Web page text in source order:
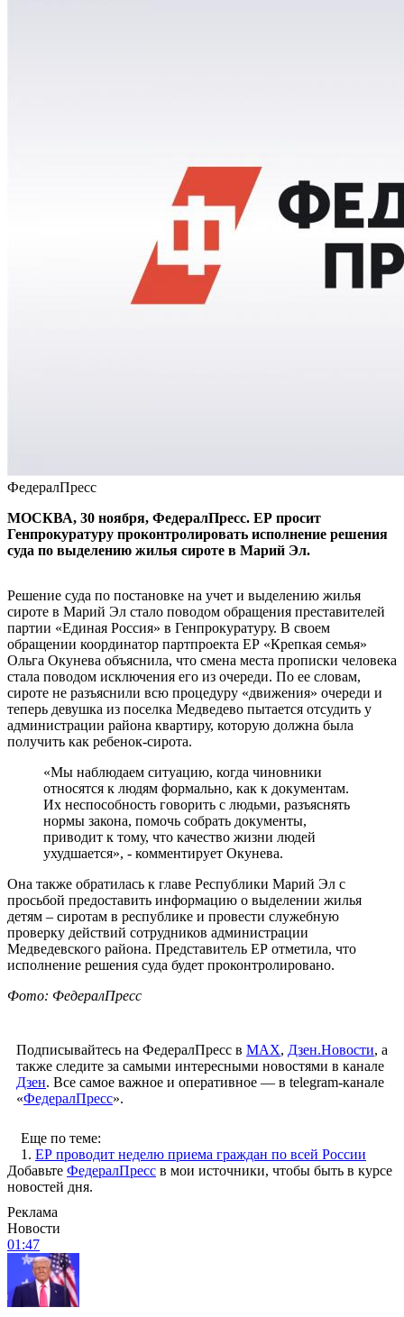
ФедералПресс
МОСКВА, 30 ноября, ФедералПресс. ЕР просит
Генпрокуратуру проконтролировать исполнение решения
суда по выделению жилья сироте в Марий Эл.
Решение суда по постановке на учет и выделению жилья
сироте в Марий Эл стало поводом обращения преставителей
партии «Единая Россия» в Генпрокуратуру. В своем
обращении координатор партпроекта ЕР «Крепкая семья»
Ольга Окунева объяснила, что смена места прописки человека
стала поводом исключения его из очереди. По ее словам,
сироте не разъяснили всю процедуру «движения» очереди и
теперь девушка из поселка Медведево пытается отсудить у
администрации района квартиру, которую должна была
получить как ребенок-сирота.
«Мы наблюдаем ситуацию, когда чиновники
относятся к людям формально, как к документам.
Их неспособность говорить с людьми, разъяснять
нормы закона, помочь собрать документы,
приводит к тому, что качество жизни людей
ухудшается», - комментирует Окунева.
Она также обратилась к главе Республики Марий Эл с
просьбой предоставить информацию о выделении жилья
детям – сиротам в республике и провести служебную
проверку действий сотрудников администрации
Медведевского района. Представитель ЕР отметила, что
исполнение решения суда будет проконтролировано.
Фото: ФедералПресс
Подписывайтесь на ФедералПресс в МАХ, Дзен.Новости, а
также следите за самыми интересными новостями в канале
Дзен. Все самое важное и оперативное — в telegram-канале
«ФедералПресс».
Еще по теме:
1. ЕР проводит неделю приема граждан по всей России
Добавьте ФедералПресс в мои источники, чтобы быть в курсе
новостей дня.
Реклама
Новости
01:47